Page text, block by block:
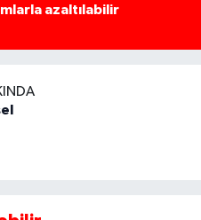
azaltılabilir